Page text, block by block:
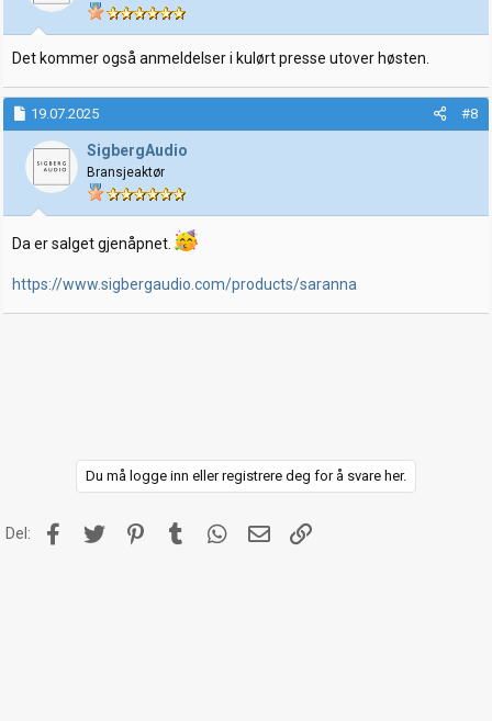
e
r
:
Det kommer også anmeldelser i kulørt presse utover høsten.
19.07.2025 #8
SigbergAudio
Bransjeaktør
Da er salget gjenåpnet.
https://www.sigbergaudio.com/products/saranna
Du må logge inn eller registrere deg for å svare her.
Del: Facebook
Twitter PinterestTumblr WhatsApp
E-postLink